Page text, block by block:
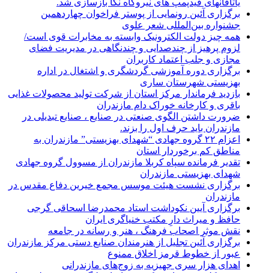
برگزاری آئین رونمایی از پوستر فراخوان چهاردهمین
جشنواره بین‌المللی شعر علوی
همه چیز دولت الکترونیک وابسته به مخابرات قوی است/
لزوم پرهیز از چندصدایی و چندنگاهی در مدیریت فضای
مجازی و جلب اعتماد کاربران
برگزاری دوره آموزشی گردشگری و اشتغال در اداره
بهزیستی شهرستان ساری
بازدید فرماندار مرکز استان از شرکت تولید محصولات غذایی
باقری و کارخانه خوراک دام مازندران
ضرورت داشتن الگوی صنعتی در صنایع ، صنایع تبدیلی در
مازندران باید حرف اول را بزند.
اعزام ۲۲ گروه جهادی “شهدای بهزیستی” مازندران به
مناطق کم برخوردار استان
تقدیر فرمانده سپاه کربلا مازندران از مسوول گروه جهادی
شهدای بهزیستی مازندران
برگزاری نشست هیئت موسس مجمع خیرین دفاع مقدس در
مازندران
برگزاری آیین نکوداشت استاد محمدرضا اسحاقی گرجی
حافظ و میراث دارِ مکتب خنیاگری ایران
نقش موثر اصحاب فرهنگ ، هنر و رسانه در جامعه
برگزاری آئین تجلیل از هنرمندان صنایع دستی مرکز مازندران
عبور از خطوط قرمز اخلاق ممنوع
اهدای هزار سری جهیزیه به زوج‌های مازندرانی